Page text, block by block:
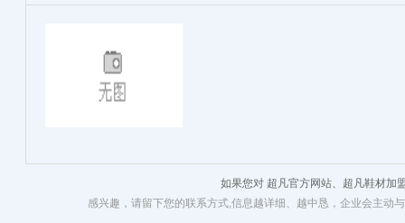
如果您对 超凡官方网站、超凡鞋材加
感兴趣，请留下您的联系方式,信息越详细、越中恳，企业会主动